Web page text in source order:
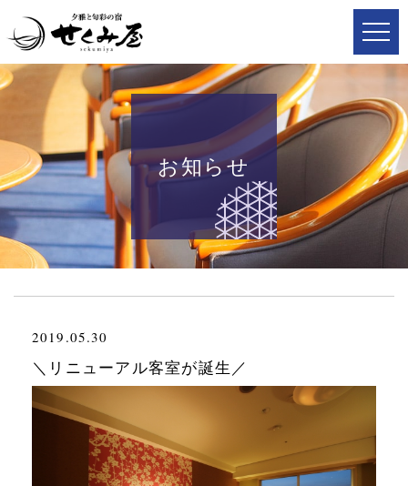
お知らせ
2019.05.30
＼リニューアル客室が誕生／